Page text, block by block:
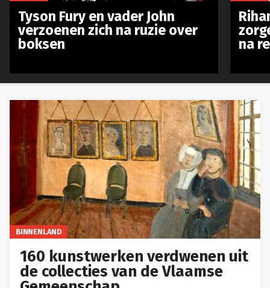
BINNENLAND
160 kunstwerken verdwenen uit
de collecties van de Vlaamse
Tyson Fury en vader John
verzoenen zich na ruzie over
boksen
na